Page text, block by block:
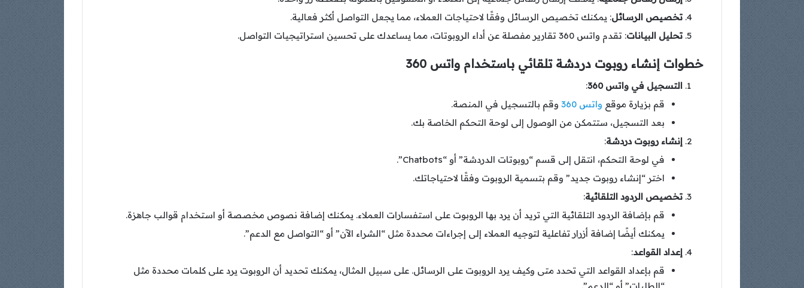
تخصيص الرسائل: يمكنك تخصيص الرسائل وفقًا لاحتياجات العملاء، مما يجعل التواصل أكثر فعالية.
تحليل البيانات: تقدم واتس 360 تقارير مفصلة عن أداء الروبوتات، مما يساعدك على تحسين استراتيجيات التواصل.
خطوات إنشاء روبوت دردشة تلقائي باستخدام واتس 360
التسجيل في واتس 360
:
قم بزيارة موقع واتس 360
وقم بالتسجيل في المنصة.
بعد التسجيل، ستتمكن من الوصول إلى لوحة التحكم الخاصة بك.
إنشاء روبوت دردشة:
في لوحة التحكم، انتقل إلى قسم “روبوتات الدردشة” أو “Chatbots”.
اختر “إنشاء روبوت جديد” وقم بتسمية الروبوت وفقًا لاحتياجاتك.
تخصيص الردود التلقائية:
قم بإضافة الردود التلقائية التي تريد أن يرد بها الروبوت على استفسارات العملاء. يمكنك إضافة نصوص مخصصة أو استخدام قوالب جاهزة.
يمكنك أيضًا إضافة أزرار تفاعلية لتوجيه العملاء إلى إجراءات محددة مثل “الشراء الآن” أو “التواصل مع الدعم”.
إعداد القواعد:
قم بإعداد القواعد التي تحدد متى وكيف يرد الروبوت على الرسائل. على سبيل المثال، يمكنك تحديد أن الروبوت يرد على كلمات محددة مثل